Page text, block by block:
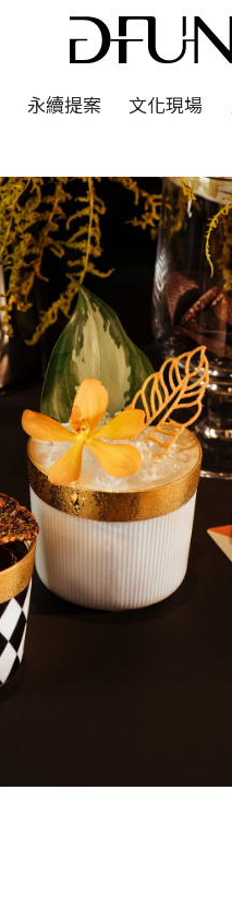
永續提案 文化現場